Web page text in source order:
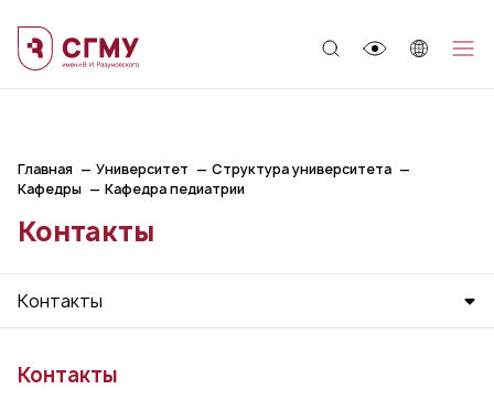
Главная Университет
Структура университета
Кафедры
Кафедра педиатрии
Контакты
Контакты
Контакты